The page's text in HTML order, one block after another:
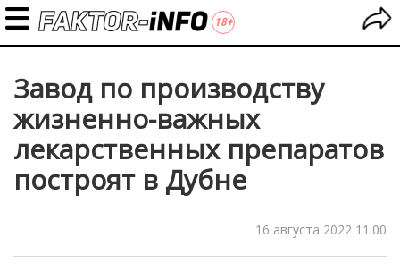
Завод по производству
жизненно-важных
лекарственных препаратов
построят в Дубне
16 августа 2022 11:00